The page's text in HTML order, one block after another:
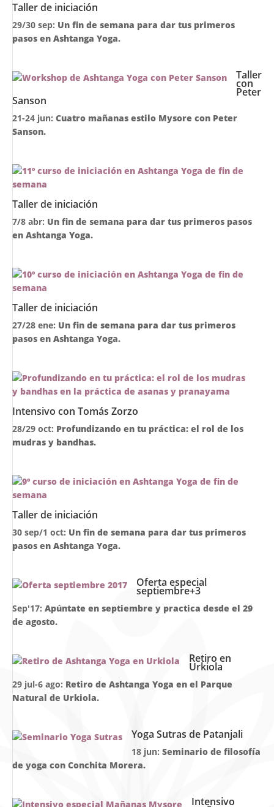
Taller de iniciación
29/30 sep: Un fin de semana para dar tus primeros
pasos en Ashtanga Yoga.
Taller
con
Peter
Sanson
21-24 jun: Cuatro mañanas estilo Mysore con Peter
Sanson.
Taller de iniciación
7/8 abr: Un fin de semana para dar tus primeros pasos
en Ashtanga Yoga.
Taller de iniciación
27/28 ene: Un fin de semana para dar tus primeros
pasos en Ashtanga Yoga.
Intensivo con Tomás Zorzo
28/29 oct: Profundizando en tu práctica: el rol de los
mudras y bandhas.
Taller de iniciación
30 sep/1 oct: Un fin de semana para dar tus primeros
pasos en Ashtanga Yoga.
Oferta especial
septiembre+3
Sep'17: Apúntate en septiembre y practica desde el 29
de agosto.
Retiro en
Urkiola
29 jul-6 ago: Retiro de Ashtanga Yoga en el Parque
Natural de Urkiola.
Yoga Sutras de Patanjali
18 jun: Seminario de filosofía
de yoga con Conchita Morera.
Intensivo